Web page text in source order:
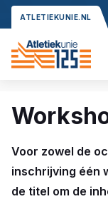
ATLETIEKUNIE.NL
Voor zowel de
inschrijving één
de titel om de